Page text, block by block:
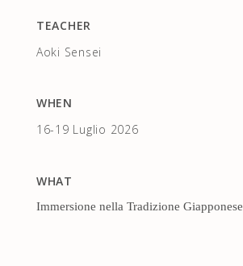
TEACHER
Aoki Sensei
WHEN
16-19 Luglio 2026
WHAT
Immersione nella Tradizione Giapponese